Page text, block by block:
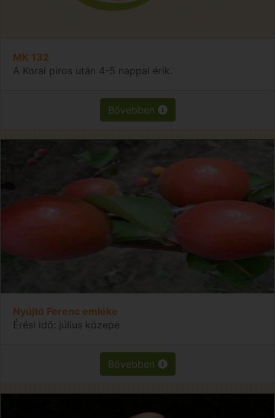
MK 132
A Korai piros után 4-5 nappal érik.
Bővebben
Nyújtó Ferenc emléke
Érési idő: július közepe
Bővebben